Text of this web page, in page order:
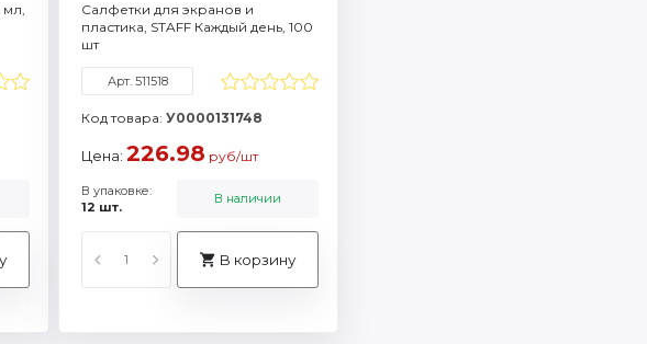
мл,
Салфетки для экранов и
пластика, STAFF Каждый день, 100
шт
Арт. 511518
Код товара:У0000131748
Цена: 226.98 руб/шт
В упаковке:
12 шт.
В наличии
В корзину